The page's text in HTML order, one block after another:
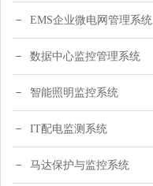
EMS企业微电网管理系统
数据中心监控管理系统
智能照明监控系统
IT配电监测系统
马达保护与监控系统